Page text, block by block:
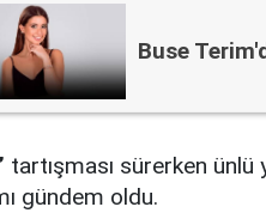
Buse
tartışması sürerken
gündem oldu.